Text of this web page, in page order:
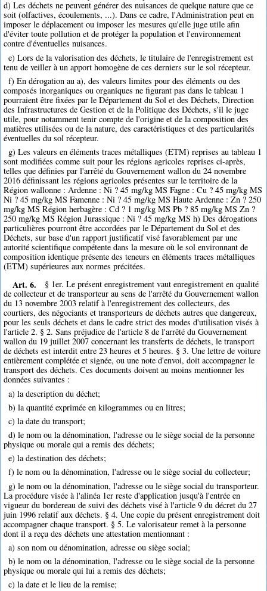
d) Les déchets ne peuvent générer des nuisances de quelque nature que ce
soit (olfactives, écoulements, ...). Dans ce cadre, l'Administration peut en
imposer le déplacement ou imposer les mesures qu'elle juge utile afin
d'éviter toute pollution et de protéger la population et l'environnement
contre d'éventuelles nuisances.
e) Lors de la valorisation des déchets, le titulaire de l'enregistrement est
tenu de veiller à un apport homogène de ces derniers sur le sol récepteur.
f) En dérogation au a), des valeurs limites pour des éléments ou des
composés inorganiques ou organiques ne figurant pas dans le tableau 1
pourraient être fixées par le Département du Sol et des Déchets, Direction
des Infrastructures de Gestion et de la Politique des Déchets, s'il le juge
utile, pour notamment tenir compte de l'origine et de la composition des
matières utilisées ou de la nature, des caractéristiques et des particularités
éventuelles du sol récepteur.
g) Les valeurs en éléments traces métalliques (ETM) reprises au tableau 1
sont modifiées comme suit pour les régions agricoles reprises ci-après,
telles que définies par l'arrêté du Gouvernement wallon du 24 novembre
2016 définissant les régions agricoles présentes sur le territoire de la
Région wallonne : Ardenne : Ni ? 45 mg/kg MS Fagne : Cu ? 45 mg/kg MS
Ni ? 45 mg/kg MS Famenne : Ni ? 45 mg/kg MS Haute Ardenne : Zn ? 250
mg/kg MS Région herbagère : Cd ? 1 mg/kg MS Pb ? 85 mg/kg MS Zn ?
250 mg/kg MS Région Jurassique : Ni ? 45 mg/kg MS h) Des dérogations
particulières pourront être accordées par le Département du Sol et des
Déchets, sur base d'un rapport justificatif visé favorablement par une
autorité scientifique compétente dans la mesure où le sol environnant de
composition identique présente des teneurs en éléments traces métalliques
(ETM) supérieures aux normes précitées.
Art. 6.
§ 1er. Le présent enregistrement vaut enregistrement en qualité
de collecteur et de transporteur au sens de l'arrêté du Gouvernement wallon
du 13 novembre 2003 relatif à l'enregistrement des collecteurs, des
courtiers, des négociants et transporteurs de déchets autres que dangereux,
pour les seuls déchets et dans le cadre strict des modes d'utilisation visés à
l'article 2. § 2. Sans préjudice de l'article 8 de l'arrêté du Gouvernement
wallon du 19 juillet 2007 concernant les transferts de déchets, le transport
de déchets est interdit entre 23 heures et 5 heures. § 3. Une lettre de voiture
entièrement complétée et signée, ou une note d'envoi, doit accompagner le
transport des déchets. Ces documents doivent au moins mentionner les
données suivantes :
a) la description du déchet;
b) la quantité exprimée en kilogrammes ou en litres;
c) la date du transport;
d) le nom ou la dénomination, l'adresse ou le siège social de la personne
physique ou morale qui a remis des déchets;
e) la destination des déchets;
f) le nom ou la dénomination, l'adresse ou le siège social du collecteur;
g) le nom ou la dénomination, l'adresse ou le siège social du transporteur.
La procédure visée à l'alinéa 1er reste d'application jusqu'à l'entrée en
vigueur du bordereau de suivi des déchets visé à l'article 9 du décret du 27
juin 1996 relatif aux déchets. § 4. Une copie du présent enregistrement doit
accompagner chaque transport. § 5. Le valorisateur remet à la personne
dont il a reçu des déchets une attestation mentionnant :
a) son nom ou dénomination, adresse ou siège social;
b) le nom ou la dénomination, l'adresse ou le siège social de la personne
physique ou morale qui lui a remis des déchets;
c) la date et le lieu de la remise;